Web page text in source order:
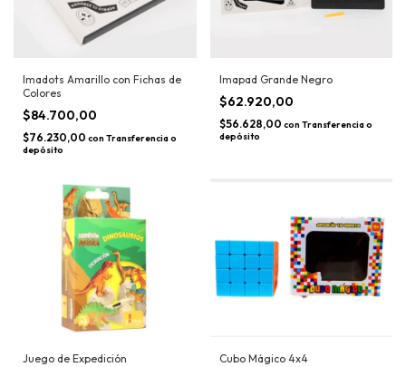
Imadots Amarillo con Fichas de
Colores
$84.700,00
$76.230,00 con Transferencia o
depósito
Imapad Grande Negro
$62.920,00
$56.628,00 con Transferencia o
depósito
Juego de Expedición Cubo Mágico 4x4